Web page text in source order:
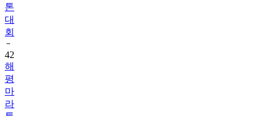
톤
대
회
42
해
평
마
라